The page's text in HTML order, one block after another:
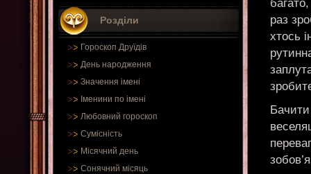
Розділи
Гороскоп Друїдів
День народження
Значення імені
Іменини по імені
Любовний гороскоп
Сумісність
Місячний день
Сонячний місяць
раз
хтось